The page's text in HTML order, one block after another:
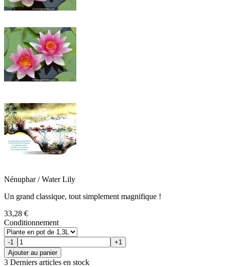
Nénuphar / Water Lily
Un grand classique, tout simplement magnifique !
33,28 €
Conditionnement
-1
+1
Ajouter au panier
3 Derniers articles en stock